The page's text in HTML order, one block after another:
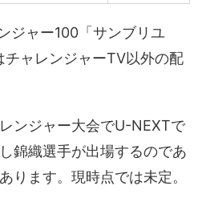
ジャー100「サンブリユ
ャレンジャーTV以外の配
ンジャー大会でU-NEXTで
錦織選手が出場するのであ
ります。現時点では未定。